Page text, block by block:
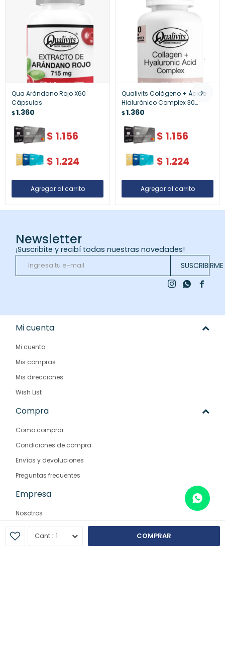
1 COMPRAR
Qua Arándano Rojo X60
Cápsulas
$1.360
$ 1.156
$ 1.224
Qualivits Colágeno + Ácido
Hialurónico Complex 30
Softgels | Suplemento
$1.360
$ 1.156
$ 1.224
Newsletter
¡Suscribite y recibí todas nuestras novedades!
SUSCRIBIRME

 
Mi cuenta
Mi cuenta
Mis compras
Mis direcciones
Wish List
Compra
Como comprar
Condiciones de compra
Envíos y devoluciones
Preguntas frecuentes
Empresa
Nosotros